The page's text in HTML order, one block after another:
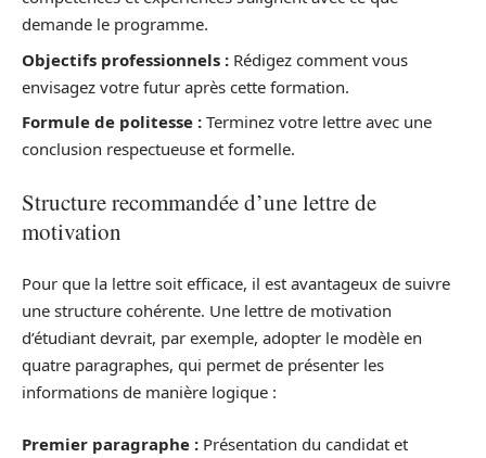
demande le programme.
Objectifs professionnels : Rédigez comment vous
envisagez votre futur après cette formation.
Formule de politesse : Terminez votre lettre avec une
conclusion respectueuse et formelle.
Structure recommandée d’une lettre de
motivation
Pour que la lettre soit efficace, il est avantageux de suivre
une structure cohérente. Une lettre de motivation
d’étudiant devrait, par exemple, adopter le modèle en
quatre paragraphes, qui permet de présenter les
informations de manière logique :
Premier paragraphe : Présentation du candidat et